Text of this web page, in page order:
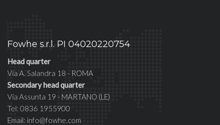
Fowhe s.r.l. PI 04020220754
Head quarter
Via A. Salandra 18 - ROMA
Secondary head quarter
Via Assunta 19 - MARTANO (LE)
Tel: 0836 1955900
Email: info@fowhe.com